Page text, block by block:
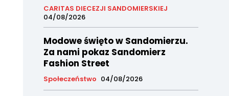
CARITAS DIECEZJI SANDOMIERSKIEJ
04/08/2026
Modowe święto w Sandomierzu.
Za nami pokaz Sandomierz
Fashion Street
Społeczeństwo 04/08/2026